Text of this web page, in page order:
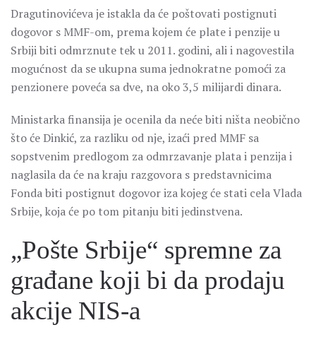
Dragutinovićeva je istakla da će poštovati postignuti
dogovor s MMF-om, prema kojem će plate i penzije u
Srbiji biti odmrznute tek u 2011. godini, ali i nagovestila
mogućnost da se ukupna suma jednokratne pomoći za
penzionere poveća sa dve, na oko 3,5 milijardi dinara.
Ministarka finansija je ocenila da neće biti ništa neobično
što će Dinkić, za razliku od nje, izaći pred MMF sa
sopstvenim predlogom za odmrzavanje plata i penzija i
naglasila da će na kraju razgovora s predstavnicima
Fonda biti postignut dogovor iza kojeg će stati cela Vlada
Srbije, koja će po tom pitanju biti jedinstvena.
„Pošte Srbije“ spremne za
građane koji bi da prodaju
akcije NIS-a